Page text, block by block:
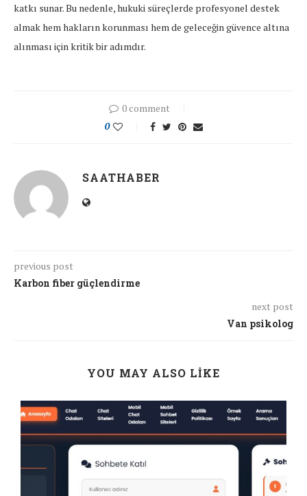
katkı sunar. Bu nedenle, hukuki süreçlerde profesyonel destek
almak hem hakların korunması hem de geleceğin güvence altına
alınması için kritik bir adımdır.
0 comment
0
SAATHABER
previous post
Karbon fiber güçlendirme
next post
Van psikolog
YOU MAY ALSO LIKE